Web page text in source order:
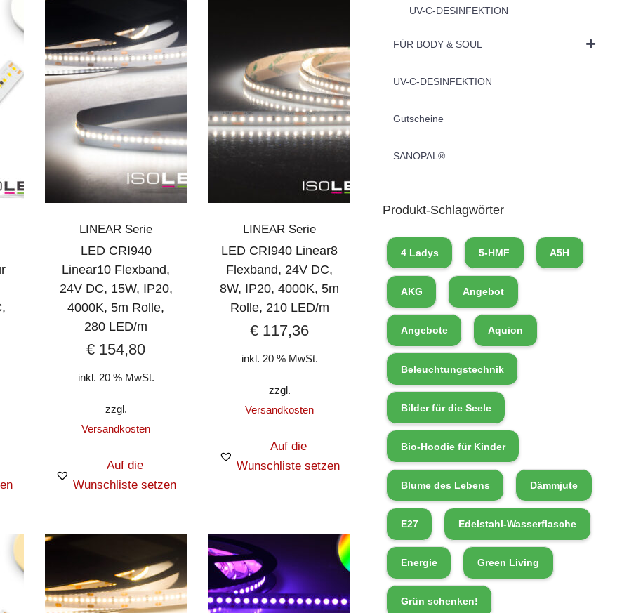
LINEAR Serie
LED CRI940
Linear10 Flexband,
24V DC, 15W, IP20,
4000K, 5m Rolle,
280 LED/m
€ 154,80
inkl. 20 % MwSt.
zzgl.
Versandkosten
Auf die
Wunschliste setzen
LINEAR Serie
LED CRI940 Linear8
Flexband, 24V DC,
8W, IP20, 4000K, 5m
Rolle, 210 LED/m
€ 117,36
inkl. 20 % MwSt.
zzgl.
Versandkosten
Auf die
Wunschliste setzen
UV-C-DESINFEKTION
FÜR BODY & SOUL
UV-C-DESINFEKTION
Gutscheine
SANOPAL®
Produkt-Schlagwörter
4 Ladys 5-HMF A5H
AKG Angebot
Angebote Aquion
Beleuchtungstechnik
Bilder für die Seele
Bio-Hoodie für Kinder
Blume des Lebens Dämmjute
E27 Edelstahl-Wasserflasche
Energie Green Living
Grün schenken!